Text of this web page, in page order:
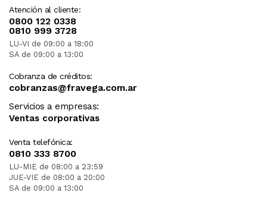
Atención al cliente:
0800 122 0338
0810 999 3728
LU-VI de 09:00 a 18:00
SA de 09:00 a 13:00
Cobranza de créditos:
cobranzas@fravega.com.ar
Servicios a empresas:
Ventas corporativas
Venta telefónica:
0810 333 8700
LU-MIE de 08:00 a 23:59
JUE-VIE de 08:00 a 20:00
SA de 09:00 a 13:00